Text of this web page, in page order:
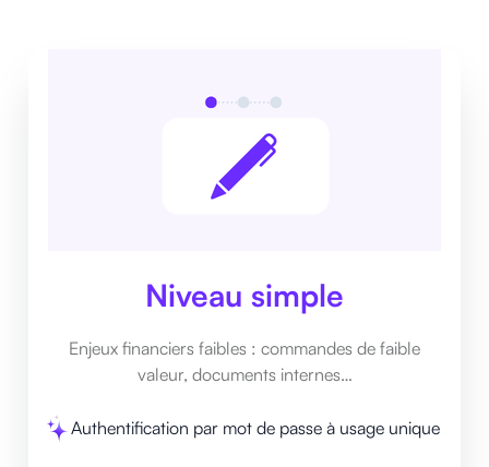
Niveau simple
Enjeux financiers faibles : commandes de faible
valeur, documents internes…
Authentification par mot de passe à usage unique